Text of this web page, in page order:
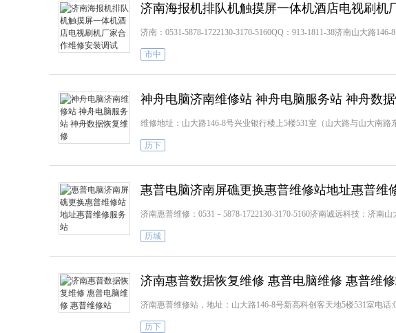
济南海报机排队机触摸屏一体机酒店电视刷机
济南：0531-5878-1722130-3170-5160QQ：913-1811-38济南山大路
市中
神舟电脑济南维修站 神舟电脑服务站 神舟数
维修地址：山大路146-8号兴业银行楼上5楼531室（山大路与山大南路
历下
惠普电脑济南屏礁更换惠普维修站地址惠普维
济南惠普维修：0531－5878-1722130-3170-5160济南诚远科技：济南
历城
济南惠普数据恢复维修 惠普电脑维修 惠普维
济南惠普维修站，地址：山大路146-8号新高科创客天地5楼531室电话
历下